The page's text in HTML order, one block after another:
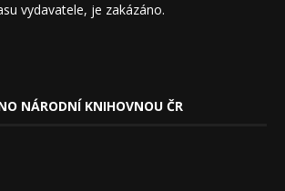
vydavatele, je zakázáno.
NÁRODNÍ KNIHOVNOU ČR